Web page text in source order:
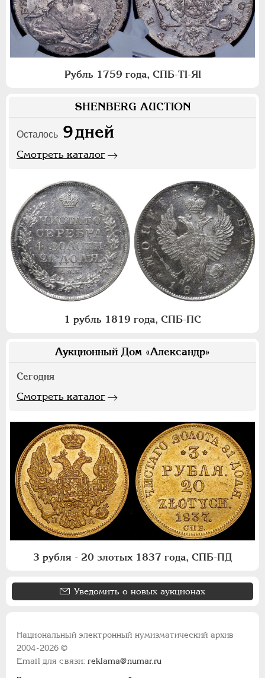
Рубль 1759 года, СПБ-ТI-ЯI
SHENBERG AUCTION
Осталось 9дней
Смотреть каталог
1 рубль 1819 года, СПБ-ПС
Аукционный Дом «Александр»
Сегодня
Смотреть каталог
3 рубля - 20 злотых 1837 года, СПБ-ПД
Уведомить о новых аукционах
Национальный электронный нумизматический архив
2004-2026 ©
Email для связи:reklama@numar.ru